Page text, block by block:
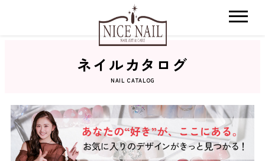
サロン検索
ネイルカタログ
ネイルカタログ
NAIL CATALOG